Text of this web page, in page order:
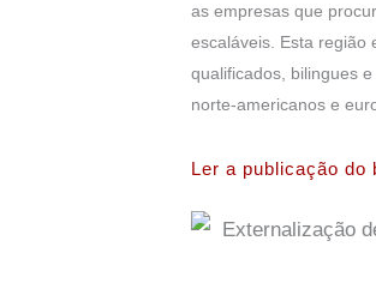
as empresas que
escaláveis. Esta região
qualificados, bilingues
norte-americanos e
Ler a publicação do